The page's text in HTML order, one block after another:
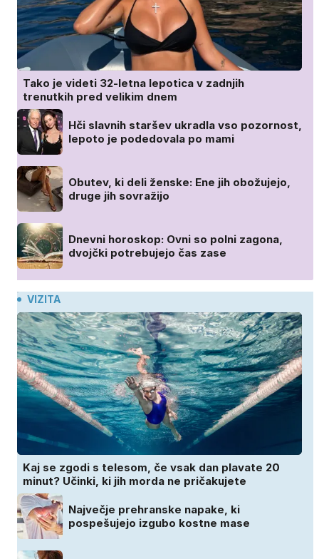
Tako je videti 32-letna lepotica v zadnjih
trenutkih pred velikim dnem
Hči slavnih staršev ukradla vso pozornost,
lepoto je podedovala po mami
Obutev, ki deli ženske: Ene jih obožujejo,
druge jih sovražijo
Dnevni horoskop: Ovni so polni zagona,
dvojčki potrebujejo čas zase
VIZITA
Kaj se zgodi s telesom, če vsak dan plavate 20
minut? Učinki, ki jih morda ne pričakujete
Največje prehranske napake, ki
pospešujejo izgubo kostne mase